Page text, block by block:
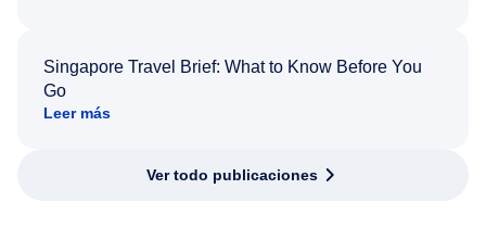
Singapore Travel Brief: What to Know Before You
Go
Leer más
Ver todo publicaciones